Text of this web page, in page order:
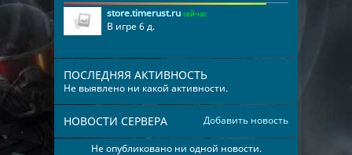
store.timerust.ru сейчас
В игре 6 д.
ПОСЛЕДНЯЯ АКТИВНОСТЬ
Не выявлено ни какой активности.
Добавить новость
НОВОСТИ СЕРВЕРА
Не опубликовано ни одной новости.